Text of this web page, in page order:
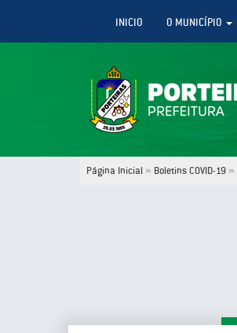
INICIO O MUNICÍPIO
Página Inicial » Boletins COVID-19 »